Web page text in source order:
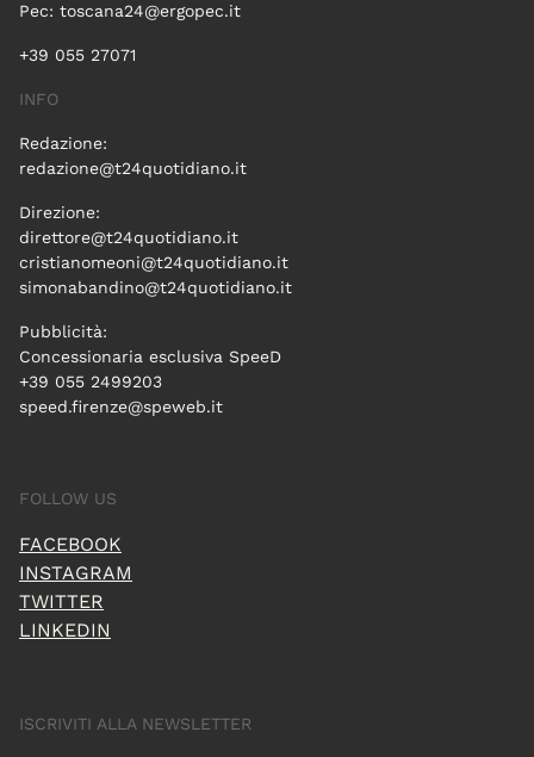
Pec: toscana24@ergopec.it
+39 055 27071
INFO
Redazione:
redazione@t24quotidiano.it
Direzione:
direttore@t24quotidiano.it
cristianomeoni@t24quotidiano.it
simonabandino@t24quotidiano.it
Pubblicità:
Concessionaria esclusiva SpeeD
+39 055 2499203
speed.firenze@speweb.it
FOLLOW US
FACEBOOK
INSTAGRAM
TWITTER
LINKEDIN
ISCRIVITI ALLA NEWSLETTER